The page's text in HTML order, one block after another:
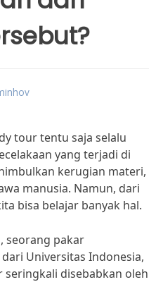
tour tentu saja selalu
yang terjadi di
kerugian materi,
manusia. Namun, dari
bisa belajar banyak hal.
seorang pakar
Universitas Indonesia,
seringkali disebabkan oleh